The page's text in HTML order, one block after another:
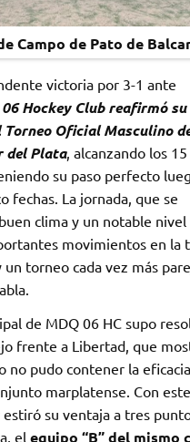
Campo de Pato de
victoria por 3-1 ante
06 Hockey Club reafirmó su
Torneo Oficial Masculino
del Plata, alcanzando los 15
su paso perfecto
fechas. La jornada, que se
clima y un notable nivel
movimientos en la
un torneo cada vez más
de MDQ 06 HC supo
frente a Libertad, que
no pudo contener la eficacia
marplatense. Con este
su ventaja a tres
el equipo “B” del mismo